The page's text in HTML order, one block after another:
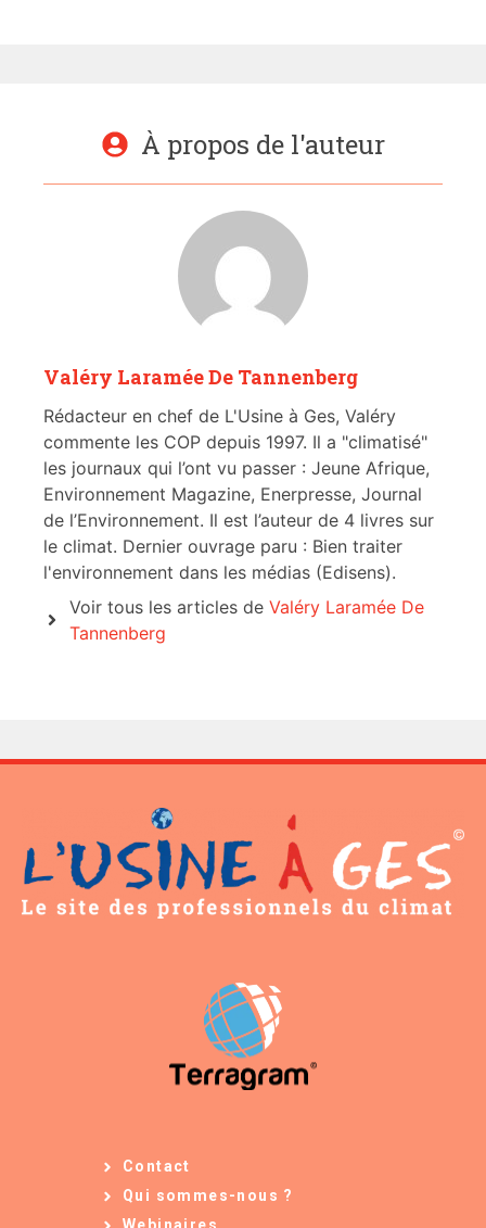
À propos de l'auteur
Valéry Laramée De Tannenberg
Rédacteur en chef de L'Usine à Ges, Valéry
commente les COP depuis 1997. Il a "climatisé"
les journaux qui l’ont vu passer : Jeune Afrique,
Environnement Magazine, Enerpresse, Journal
de l’Environnement. Il est l’auteur de 4 livres sur
le climat. Dernier ouvrage paru : Bien traiter
l'environnement dans les médias (Edisens).
Voir tous les articles de Valéry Laramée De
Tannenberg
Contact
Qui sommes-nous ?